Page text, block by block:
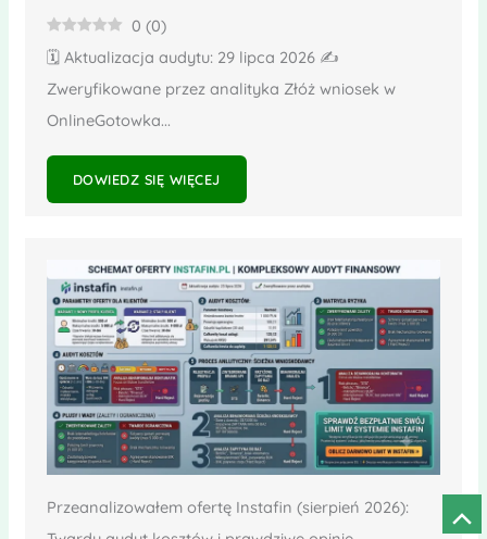
0 (0)
🗓️ Aktualizacja audytu: 29 lipca 2026 ✍️
Zweryfikowane przez analityka Złóż wniosek w
OnlineGotowka...
DOWIEDZ SIĘ WIĘCEJ
Przeanalizowałem ofertę Instafin (sierpień 2026):